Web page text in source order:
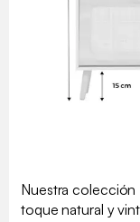
Nuestra colección
toque natural y